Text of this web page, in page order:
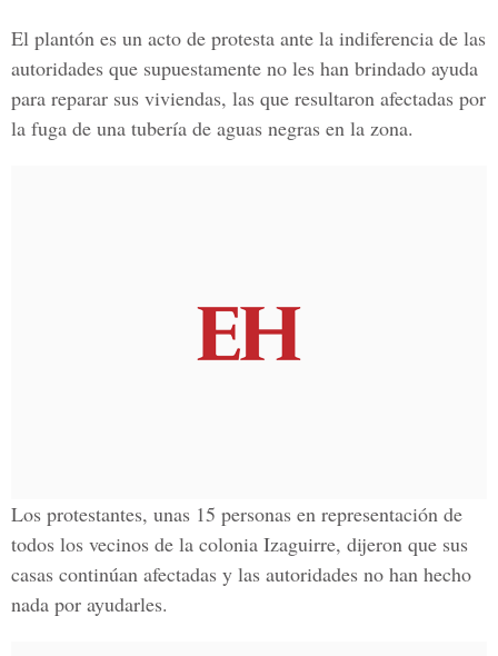
El plantón es un acto de protesta ante la indiferencia de las
autoridades que supuestamente no les han brindado ayuda
para reparar sus viviendas, las que resultaron afectadas por
la fuga de una tubería de aguas negras en la zona.
Los protestantes, unas 15 personas en representación de
todos los vecinos de la colonia Izaguirre, dijeron que sus
casas continúan afectadas y las autoridades no han hecho
nada por ayudarles.